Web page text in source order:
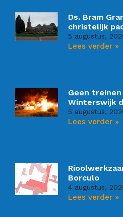
Ds. Bram
christelijk
5 augustus,
Lees verder »
Geen
Winterswijk
5 augustus,
Lees verder »
Borculo
4 augustus,
Lees verder »